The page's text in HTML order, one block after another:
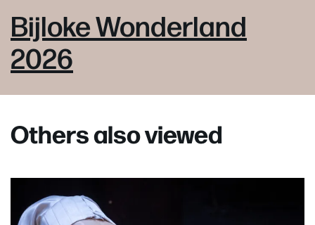
Bijloke Wonderland
2026
Others also viewed